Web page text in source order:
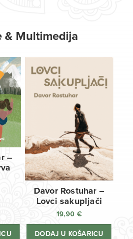
& Multimedija
–
Davor Rostuhar –
Lovci sakupljači
19,90 €
DODAJ U KOŠARICU